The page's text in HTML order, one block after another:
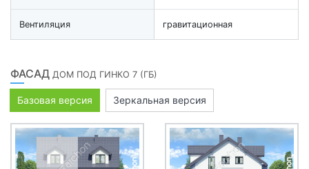
Вентиляция гравитационная
ФАСАД ДОМ ПОД ГИНКО 7 (ГБ)
Базовая версия Зеркальная версия